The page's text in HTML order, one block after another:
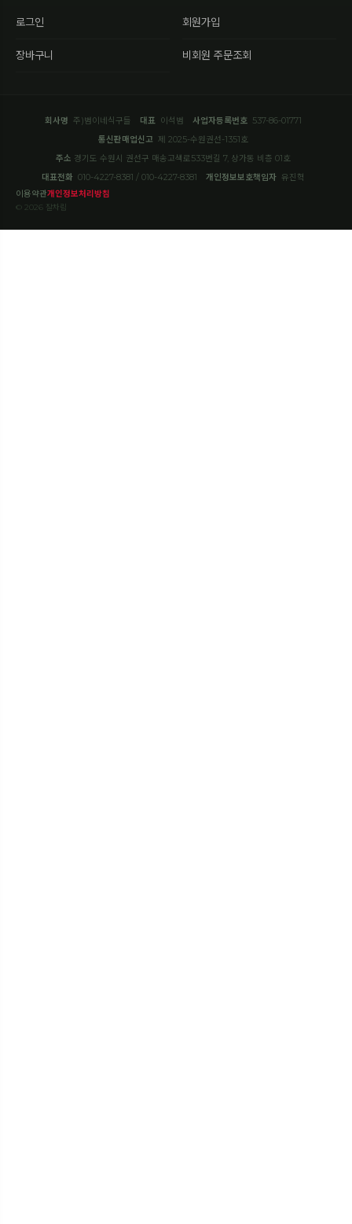
로그인 회원가입
장바구니 비회원 주문조회
회사명 주)범이네식구들 대표 이석범 사업자등록번호 537-86-01771
통신판매업신고 제 2025-수원권선-1351호
주소 경기도 수원시 권선구 매송고색로533번길 7, 상가동 비층 01호
대표전화 010-4227-8381 / 010-4227-8381 개인정보보호책임자 유진혁
이용약관개인정보처리방침
© 2026 잘차림